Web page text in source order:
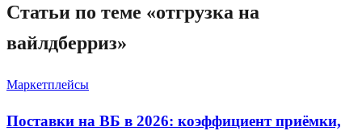
Статьи по теме «отгрузка на
вайлдберриз»
Маркетплейсы
Поставки на ВБ в 2026: коэффициент приёмки,